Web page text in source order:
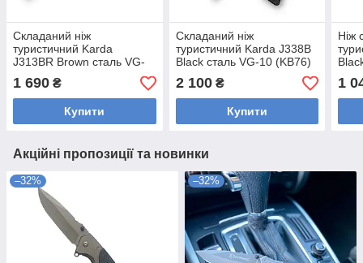
Складаний ніж
туристичний Karda
J313BR Brown сталь VG-
10 (KB74)
1 690 ₴
Купити
Складаний ніж
туристичний Karda J338B
Black сталь VG-10 (KB76)
2 100₴
Купити
Ніж
1
Акційні пропозиції та новинки
–32% –32%